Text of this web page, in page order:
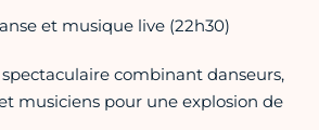
et musique live (22h30)
combinant danseurs,
musiciens pour une explosion de